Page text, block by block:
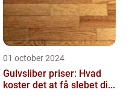
01 october 2024
Gulvsliber priser: Hvad
koster det at få slebet di...